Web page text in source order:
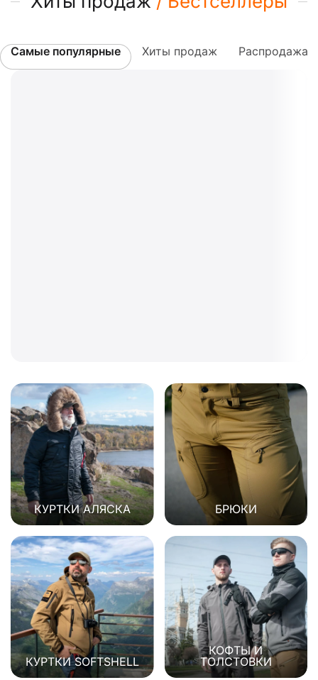
Самые популярные Хиты продаж Распродажа
КУРТКИ АЛЯСКА БРЮКИ
КУРТКИ SOFTSHELL
КОФТЫ И
ТОЛСТОВКИ